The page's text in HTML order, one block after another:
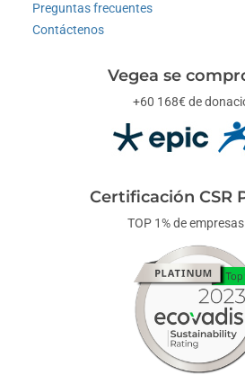
Preguntas frecuentes
Contáctenos
Vegea se
+60 168€ de
Certificación CSR
TOP 1% de